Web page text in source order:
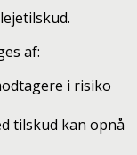
af:
i risiko
tilskud kan opnå